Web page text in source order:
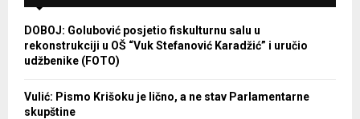
DOBOJ: Golubović posjetio fiskulturnu salu u
rekonstrukciji u OŠ “Vuk Stefanović Karadžić” i uručio
udžbenike (FOTO)
Vulić: Pismo Krišoku je lično, a ne stav Parlamentarne
skupštine